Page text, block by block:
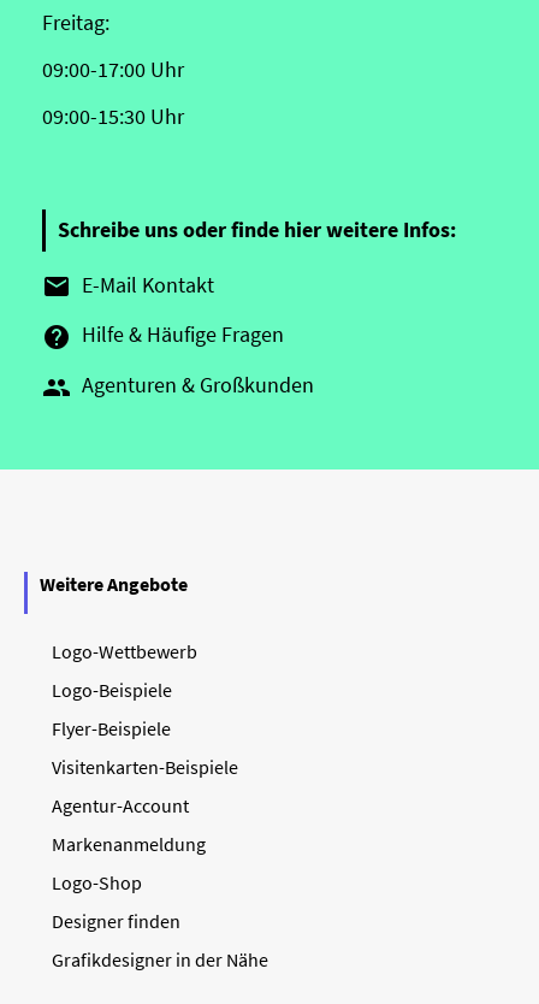
Freitag:
09:00-17:00 Uhr
09:00-15:30 Uhr
Schreibe uns oder finde hier weitere Infos:
 E-Mail Kontakt
 Hilfe & Häufige Fragen
 Agenturen & Großkunden
Weitere Angebote
Logo-Wettbewerb
Logo-Beispiele
Flyer-Beispiele
Visitenkarten-Beispiele
Agentur-Account
Markenanmeldung
Logo-Shop
Designer finden
Grafikdesigner in der Nähe